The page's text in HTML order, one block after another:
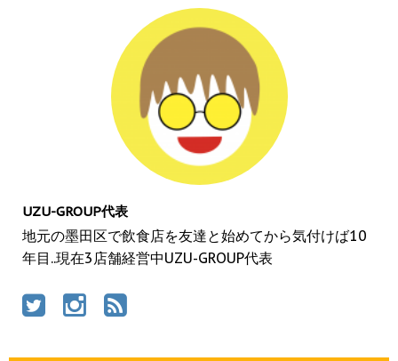
UZU-GROUP代表
地元の墨田区で飲食店を友達と始めてから気付けば10
年目..現在3店舗経営中UZU-GROUP代表